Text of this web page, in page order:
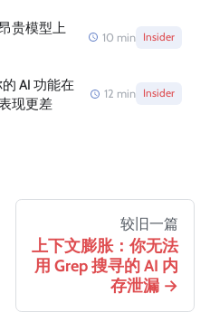
贵模型上
10 min Insider
AI 功能在
现更差
12 min Insider
较旧一篇
上下文膨胀：你无法
用 Grep 搜寻的 AI 内
存泄漏